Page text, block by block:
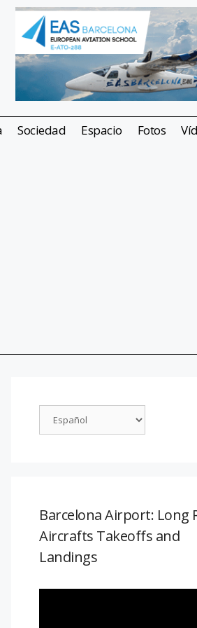
Sociedad Espacio Fotos
Barcelona Airport: Long
Aircrafts Takeoffs and
Landings